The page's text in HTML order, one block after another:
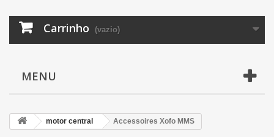
Carrinho (vazio)
MENU
motor central Accessoires Xofo MMS